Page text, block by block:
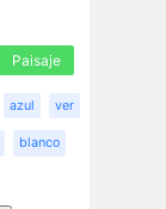
Paisaje
azul ver
blanco